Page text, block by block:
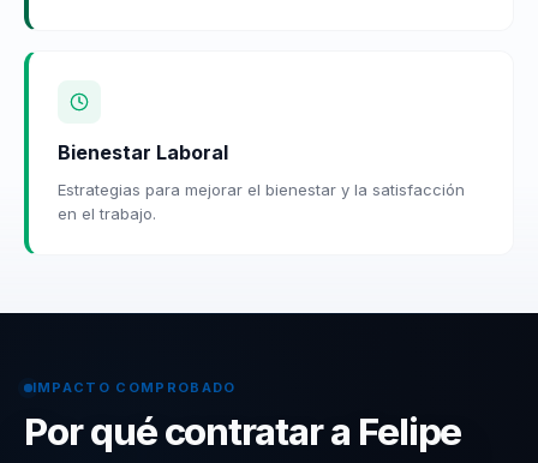
Bienestar Laboral
Estrategias para mejorar el bienestar y la satisfacción
en el trabajo.
IMPACTO COMPROBADO
Por qué contratar a Felipe